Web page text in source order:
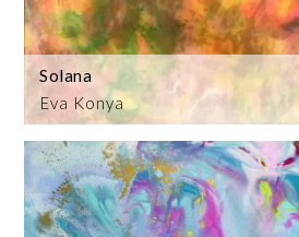
Eva Konya
Solana